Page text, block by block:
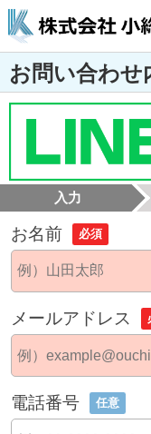
お問い合わせ
入力
お名前 必須
メールアドレス
電話番号 任意